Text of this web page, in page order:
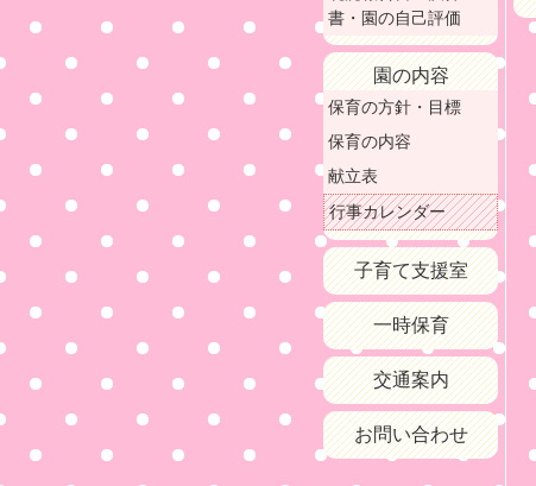
書・園の自己評価
園の内容
保育の方針・目標
保育の内容
献立表
行事カレンダー
子育て支援室
一時保育
交通案内
お問い合わせ